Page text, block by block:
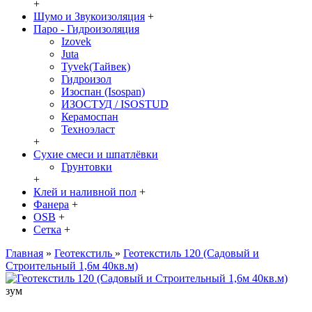
+
Шумо и Звукоизоляция +
Паро - Гидроизоляция
Izovek
Juta
Tyvek(Тайвек)
Гидроизол
Изоспан (Isospan)
ИЗОСТУД / ISOSTUD
Керамоспан
Техноэласт
+
Сухие смеси и шпатлёвки
Грунтовки
+
Клей и наливной пол +
Фанера +
OSB +
Сетка +
Главная » Геотекстиль » Геотекстиль 120 (Садовый и
Строительный 1,6м 40кв.м)
зум